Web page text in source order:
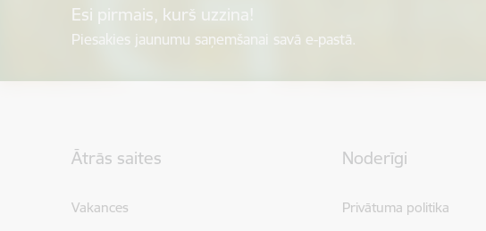
Esi pirmais, kurš uzzina!
Piesakies jaunumu saņemšanai savā e-pastā.
Ātrās saites
Vakances
Noderīgi
Privātuma politika